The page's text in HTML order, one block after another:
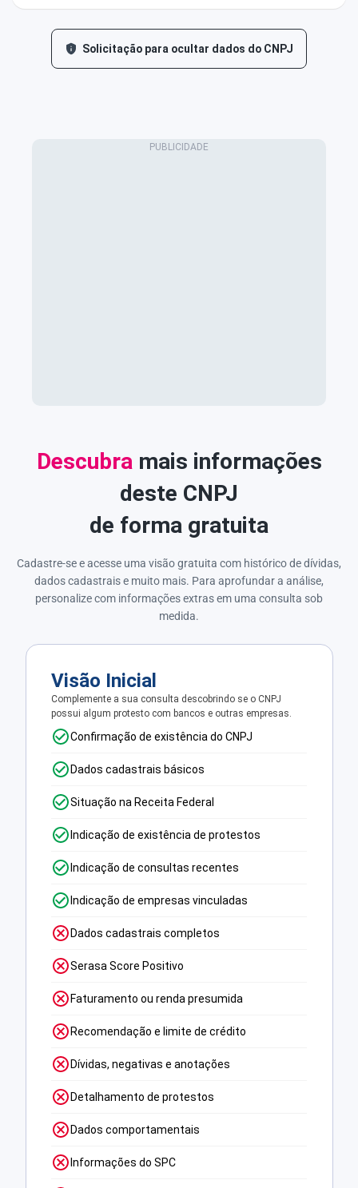
Solicitação para ocultar dados do CNPJ
Descubra mais informações
deste CNPJ
de forma gratuita
Cadastre-se e acesse uma visão gratuita com histórico de dívidas,
dados cadastrais e muito mais. Para aprofundar a análise,
personalize com informações extras em uma consulta sob
medida.
Visão Inicial
Complemente a sua consulta descobrindo se o CNPJ
possui algum protesto com bancos e outras empresas.
Confirmação de existência do CNPJ
Dados cadastrais básicos
Situação na Receita Federal
Indicação de existência de protestos
Indicação de consultas recentes
Indicação de empresas vinculadas
Dados cadastrais completos
Serasa Score Positivo
Faturamento ou renda presumida
Recomendação e limite de crédito
Dívidas, negativas e anotações
Detalhamento de protestos
Dados comportamentais
Informações do SPC